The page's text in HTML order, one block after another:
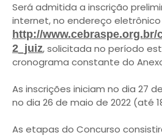
Será admitida a inscrição
internet, no endereço eletrônico
http://
2_juiz, solicitada no período
cronograma constante do
As inscrições iniciam no dia 27
no dia 26 de maio de 2022 (até
As etapas do Concurso